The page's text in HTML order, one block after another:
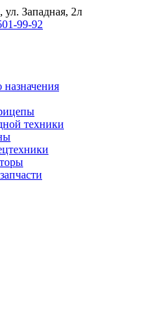
ул. Западная, 2л
99-92
техники